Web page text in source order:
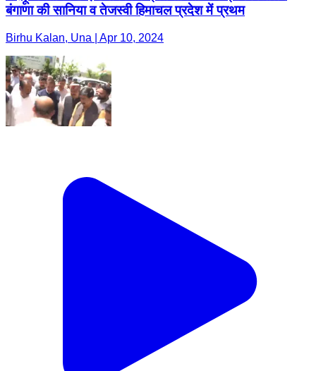
बंगाणा की सानिया व तेजस्वी हिमाचल प्रदेश में प्रथम
Birhu Kalan, Una | Apr 10, 2024